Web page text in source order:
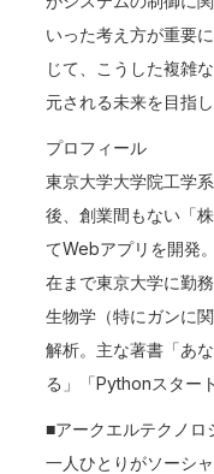
いった考え方が重要
じて、こうした複雑
元される未来を目指し
プロフィール
東京大学大学院工学
後、創業間もない「
てWebアプリを開発
在まで東京大学に勤
生物学（特にガンに
解析。主な著書「あ
る」「Pythonスター
■アークエルテクノロ
一人ひとりがソーシ